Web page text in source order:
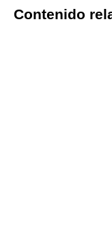
Contenido